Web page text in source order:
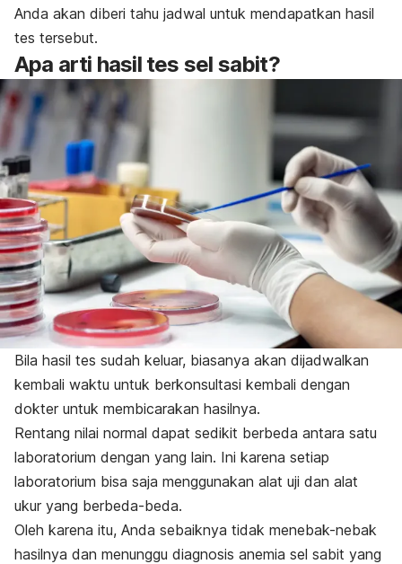
Anda akan diberi tahu jadwal untuk mendapatkan hasil
tes tersebut.
Apa arti hasil tes sel sabit?
Bila hasil tes sudah keluar, biasanya akan dijadwalkan
kembali waktu untuk berkonsultasi kembali dengan
dokter untuk membicarakan hasilnya.
Rentang nilai normal dapat sedikit berbeda antara satu
laboratorium dengan yang lain. Ini karena setiap
laboratorium bisa saja menggunakan alat uji dan alat
ukur yang berbeda-beda.
Oleh karena itu, Anda sebaiknya tidak menebak-nebak
hasilnya dan menunggu diagnosis anemia sel sabit yang